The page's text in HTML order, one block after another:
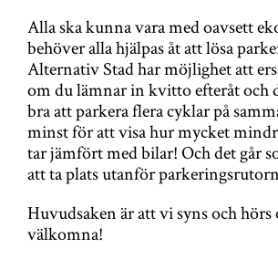
Alla ska kunna vara med oavsett
behöver alla hjälpas åt att lösa
Alternativ Stad har möjlighet att
om du lämnar in kvitto efteråt och
bra att parkera flera cyklar på
minst för att visa hur mycket
tar jämfört med bilar! Och det går
att ta plats utanför
Huvudsaken är att vi syns och hörs
välkomna!